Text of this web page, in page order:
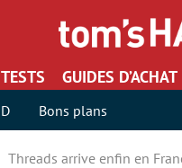
TESTS GUIDES D’ACHAT
Bons plans
Threads arrive enfin en